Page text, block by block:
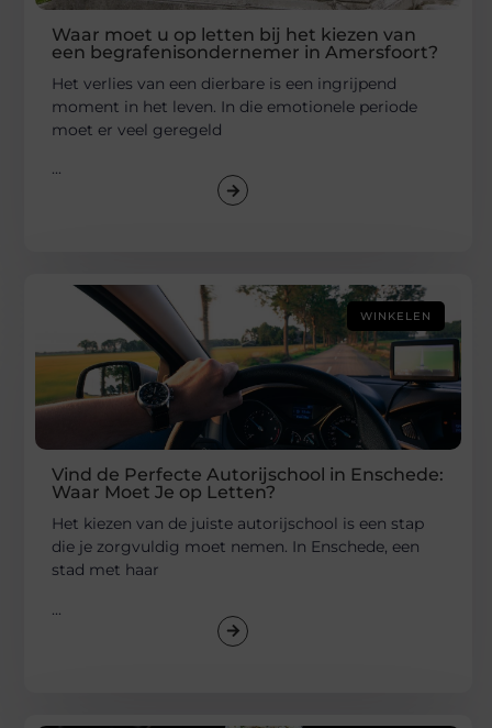
Waar moet u op letten bij het kiezen van
een begrafenisondernemer in Amersfoort?
Het verlies van een dierbare is een ingrijpend
moment in het leven. In die emotionele periode
moet er veel geregeld
...
WINKELEN
Vind de Perfecte Autorijschool in Enschede:
Waar Moet Je op Letten?
Het kiezen van de juiste autorijschool is een stap
die je zorgvuldig moet nemen. In Enschede, een
stad met haar